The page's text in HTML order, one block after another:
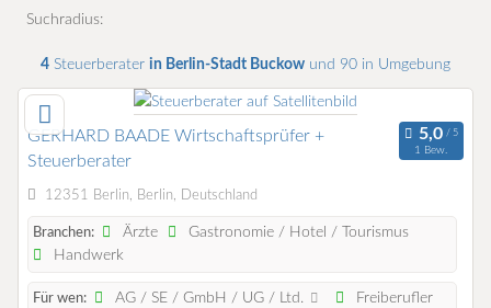
Suchradius:
4 Steuerberater in Berlin-Stadt Buckow und 90 in Umgebung
GERHARD BAADE Wirtschaftsprüfer +
Steuerberater
1 Bew.
12351 Berlin, Berlin, Deutschland
Branchen: Ärzte
Gastronomie / Hotel / Tourismus
Handwerk
Für wen: AG / SE / GmbH / UG / Ltd.
Freiberufler